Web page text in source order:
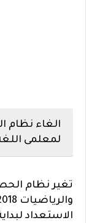
الغاء نظام
لمعلمى اللغة
تغير نظام
والرياضيات 2018
الاستعداد